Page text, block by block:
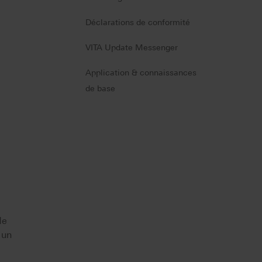
Déclarations de conformité
VITA Update Messenger
Application & connaissances
de base